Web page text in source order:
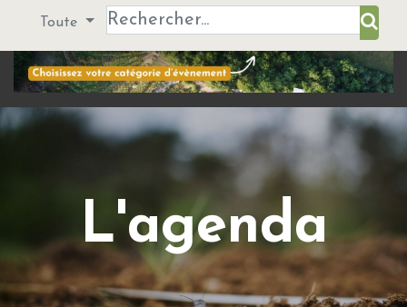
Toute
L'agenda